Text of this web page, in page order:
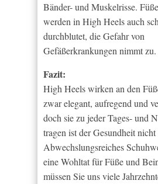
Bänder- und Muskelrisse.
werden in High Heels auch
durchblutet, die Gefahr von
Gefäßerkrankungen nimmt zu.
Fazit:
High Heels wirken an den
zwar elegant, aufregend und
doch sie zu jeder Tages- und
tragen ist der Gesundheit
Abwechslungsreiches
eine Wohltat für Füße und
müssen Sie uns viele